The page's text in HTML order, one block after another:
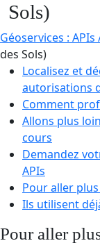
Sols)
Géoservices : APIs
des Sols)
Localisez et
autorisations
Comment
Allons plus
cours
Demandez
APIs
Pour aller
Ils utilisent
Pour aller